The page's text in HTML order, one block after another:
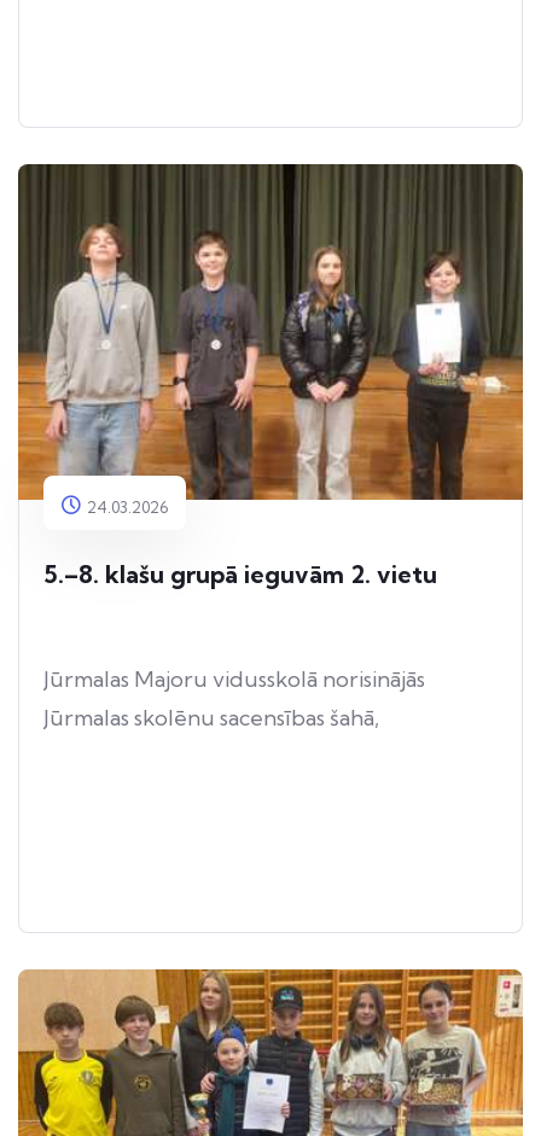
24.03.2026
5.–8. klašu grupā ieguvām 2. vietu
Jūrmalas Majoru vidusskolā norisinājās
Jūrmalas skolēnu sacensības šahā,